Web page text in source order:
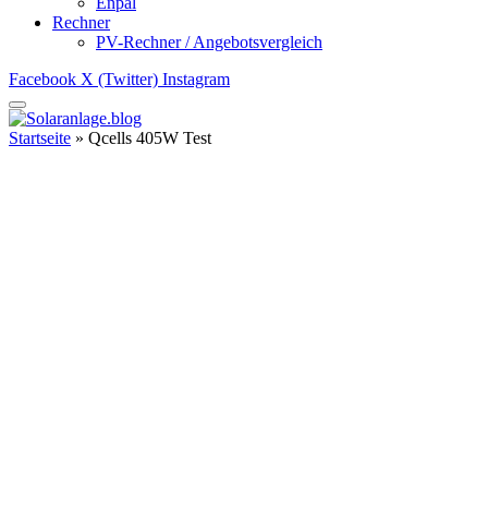
Rechner
PV-Rechner / Angebotsvergleich
Facebook X (Twitter) Instagram
Startseite » Qcells 405W Test